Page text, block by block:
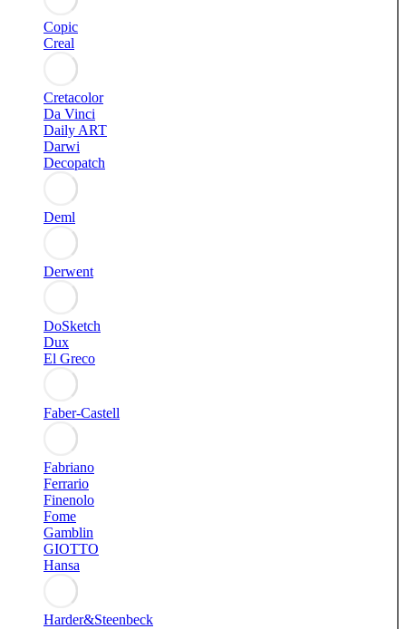
Copic
Creal
Cretacolor
Da Vinci
Daily ART
Darwi
Decopatch
Deml
Derwent
DoSketch
Dux
El Greco
Faber-Castell
Fabriano
Ferrario
Finenolo
Fome
Gamblin
GIOTTO
Hansa
Harder&Steenbeck